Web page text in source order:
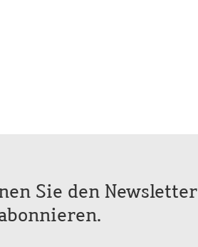
Sie den Newsletter